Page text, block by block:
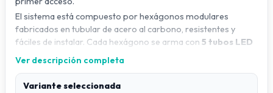
El sistema está compuesto por hexágonos modulares
fabricados en tubular de acero al carbono, resistentes y
fáciles de instalar. Cada hexágono se arma con 5 tubos LED
de 1 metro
, lo que facilita el transporte y evita el uso de
piezas largas y estorbosas.
Cada hexágono integra100 píxeles LED RGB + blanco
Ver descripción completa
Variante seleccionada